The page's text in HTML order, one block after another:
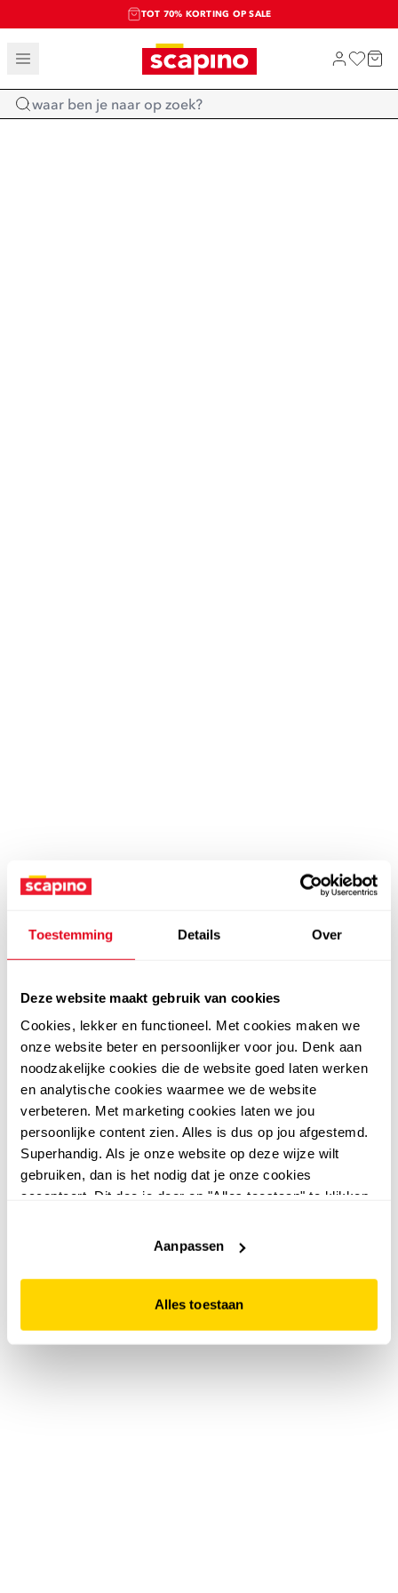
Toestemming Details Over
Deze website maakt gebruik van cookies
Cookies, lekker en functioneel. Met cookies maken we
onze website beter en persoonlijker voor jou. Denk aan
noodzakelijke cookies die de website goed laten werken
en analytische cookies waarmee we de website
verbeteren. Met marketing cookies laten we jou
persoonlijke content zien. Alles is dus op jou afgestemd.
Superhandig. Als je onze website op deze wijze wilt
gebruiken, dan is het nodig dat je onze cookies
accepteert. Dit doe je door op "Alles toestaan" te klikken.
website niet optimaal functioneert.
Aanpassen
Alles toestaan
TOT 70% KORTING OP SALE
SALE: LAATSTE KANS!
SHOP NIEUW
Home